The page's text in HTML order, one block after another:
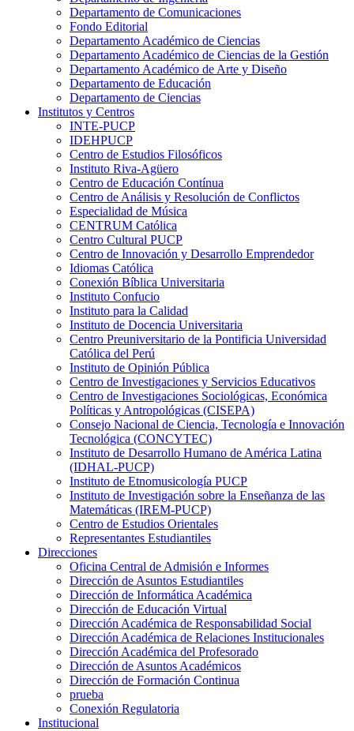
Departamento de Comunicaciones
Fondo Editorial
Departamento Académico de Ciencias
Departamento Académico de Ciencias de la Gestión
Departamento Académico de Arte y Diseño
Departamento de Educación
Departamento de Ciencias
Institutos y Centros
INTE-PUCP
IDEHPUCP
Centro de Estudios Filosóficos
Instituto Riva-Agüero
Centro de Educación Contínua
Centro de Análisis y Resolución de Conflictos
Especialidad de Música
CENTRUM Católica
Centro Cultural PUCP
Centro de Innovación y Desarrollo Emprendedor
Idiomas Católica
Conexión Bíblica Universitaria
Instituto Confucio
Instituto para la Calidad
Instituto de Docencia Universitaria
Centro Preuniversitario de la Pontificia Universidad
Católica del Perú
Instituto de Opinión Pública
Centro de Investigaciones y Servicios Educativos
Centro de Investigaciones Sociológicas, Económica
Políticas y Antropológicas (CISEPA)
Consejo Nacional de Ciencia, Tecnología e Innovación
Tecnológica (CONCYTEC)
Instituto de Desarrollo Humano de América Latina
(IDHAL-PUCP)
Instituto de Etnomusicología PUCP
Instituto de Investigación sobre la Enseñanza de las
Matemáticas (IREM-PUCP)
Centro de Estudios Orientales
Representantes Estudiantiles
Direcciones
Oficina Central de Admisión e Informes
Dirección de Asuntos Estudiantiles
Dirección de Informática Académica
Dirección de Educación Virtual
Dirección Académica de Responsabilidad Social
Dirección Académica de Relaciones Institucionales
Dirección Académica del Profesorado
Dirección de Asuntos Académicos
Dirección de Formación Continua
prueba
Conexión Regulatoria
Institucional